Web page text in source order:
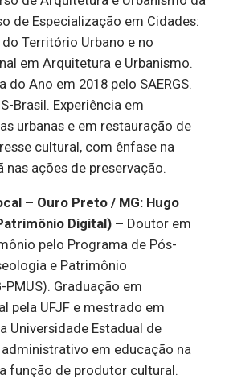
de Especialização em Cidades:
Território Urbano e no
em Arquitetura e Urbanismo.
Ano em 2018 pelo SAERGS.
Brasil. Experiência em
urbanas e em restauração de
cultural, com ênfase na
ações de preservação.
– Ouro Preto / MG: Hugo
Digital) – Doutor em
pelo Programa de Pós-
e Patrimônio
PMUS). Graduação em
pela UFJF e mestrado em
Universidade Estadual de
em educação na
a função de produtor cultural.